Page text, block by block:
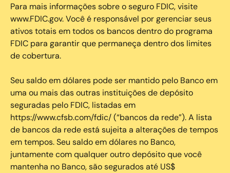
Para mais informações sobre o seguro FDIC, visite
www.FDIC.gov. Você é responsável por gerenciar seus
ativos totais em todos os bancos dentro do programa
FDIC para garantir que permaneça dentro dos limites
de cobertura.
Seu saldo em dólares pode ser mantido pelo Banco em
uma ou mais das outras instituições de depósito
seguradas pelo FDIC, listadas em
https://www.cfsb.com/fdic/ (“bancos da rede”). A lista
de bancos da rede está sujeita a alterações de tempos
em tempos. Seu saldo em dólares no Banco,
juntamente com qualquer outro depósito que você
mantenha no Banco, são segurados até US$